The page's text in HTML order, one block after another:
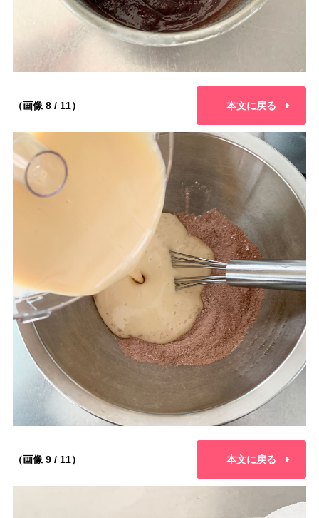
（画像 8 / 11） 本文に戻る
（画像 9 / 11） 本文に戻る